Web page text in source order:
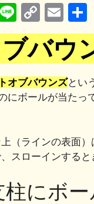
Li
n
e
C
o
p
y
Li
n
E
m
ai
l
バウ
オブバウンズとい
にボールが当たっ
（ラインの表面）
スローインする
柱にボ